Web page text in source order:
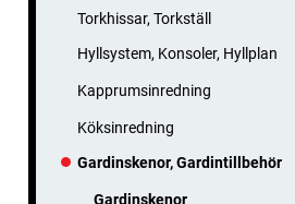
Torkhissar, Torkställ
Hyllsystem, Konsoler, Hyllplan
Kapprumsinredning
Köksinredning
Gardinskenor, Gardintillbehör
Gardinskenor